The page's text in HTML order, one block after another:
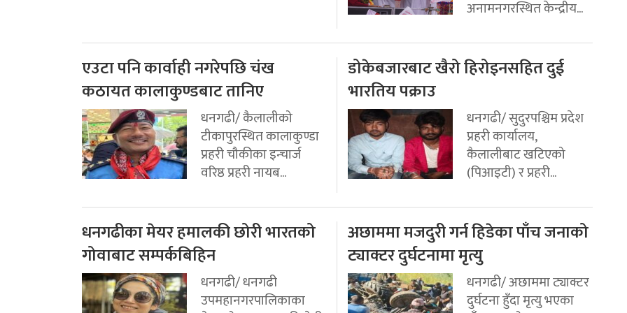
अनामनगरस्थित केन्द्रीय...
एउटा पनि कार्वाही नगरेपछि चंख
कठायत कालाकुण्डबाट तानिए
धनगढी/ कैलालीको
टीकापुरस्थित कालाकुण्डा
प्रहरी चौकीका इन्चार्ज
वरिष्ठ प्रहरी नायब...
डोकेबजारबाट खैरो हिरोइनसहित दुई
भारतिय पक्राउ
धनगढी/ सुदुरपश्चिम प्रदेश
प्रहरी कार्यालय,
कैलालीबाट खटिएको
(पिआइटी) र प्रहरी...
धनगढीका मेयर हमालकी छोरी भारतको
गोवाबाट सम्पर्कबिहिन
धनगढी/ धनगढी
उपमहानगरपालिकाका
अछाममा मजदुरी गर्न हिडेका पाँच जनाको
ट्याक्टर दुर्घटनामा मृत्यु
धनगढी/ अछाममा ट्याक्टर
दुर्घटना हुँदा मृत्यु भएका